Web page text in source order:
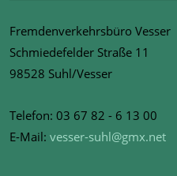
Fremdenverkehrsbüro Vesser
Schmiedefelder Straße 11
98528 Suhl/Vesser
Telefon: 03 67 82 - 6 13 00
E-Mail: vesser-suhl@gmx.net